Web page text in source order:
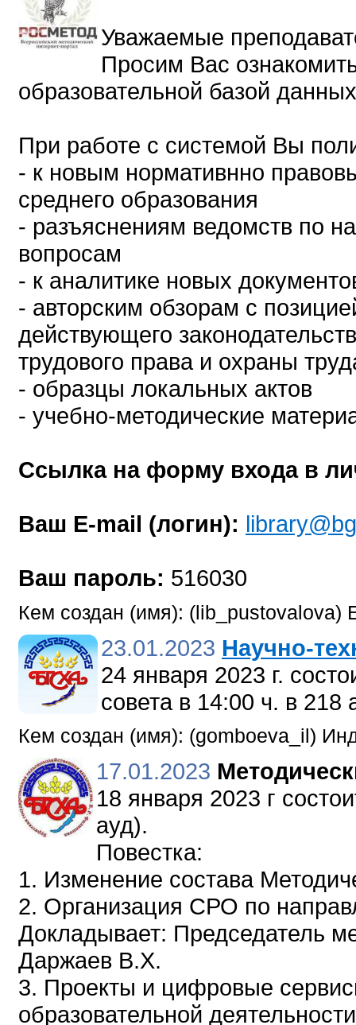
Уважаемые
Просим Вас
образовательной базой
При работе с системой Вы
- к новым нормативнно
среднего образования
- разъяснениям ведомств по
вопросам
- к аналитике новых
- авторским обзорам с
действующего
трудового права и охраны
- образцы локальных актов
- учебно-методические
Ссылка на форму входа в
Ваш E-mail (логин):
Ваш пароль: 516030
Кем создан (имя): (lib_pustovalova)
23.01.2023 Научно-
24 января 2023 г.
совета в 14:00 ч. в 218
Кем создан (имя): (gomboeva_il)
17.01.2023
18 января 2023 г
ауд).
Повестка:
1. Изменение состава
2. Организация СРО по
Докладывает: Председатель
Даржаев В.Х.
3. Проекты и цифровые
образовательной